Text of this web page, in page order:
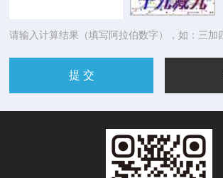
请输入计算结果（填写阿拉伯数字），如：三加